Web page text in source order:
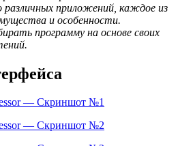
приложений, каждое из
и особенности.
программу на основе своих